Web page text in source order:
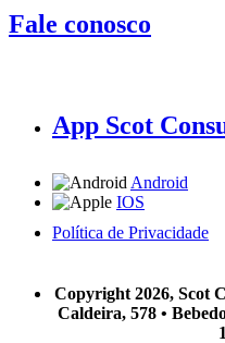
Fale conosco
App Scot
Android
IOS
Política de Privacidade
Copyright 2026, Scot
Caldeira, 578 •